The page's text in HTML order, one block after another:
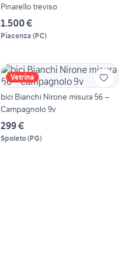
Pinarello treviso
1.500 €
Piacenza (PC)
Vetrina
bici Bianchi Nirone misura 56 –
Campagnolo 9v
299 €
Spoleto(PG)